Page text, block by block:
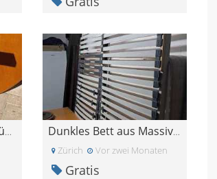
runder tisch120 mit stühlen Dunkles Bett aus Massivholz
Zürich Vor zwei Monaten
Gratis